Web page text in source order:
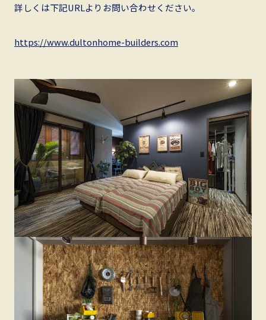
詳しくは下記URLよりお問い合わせください。
https://www.dultonhome-builders.com